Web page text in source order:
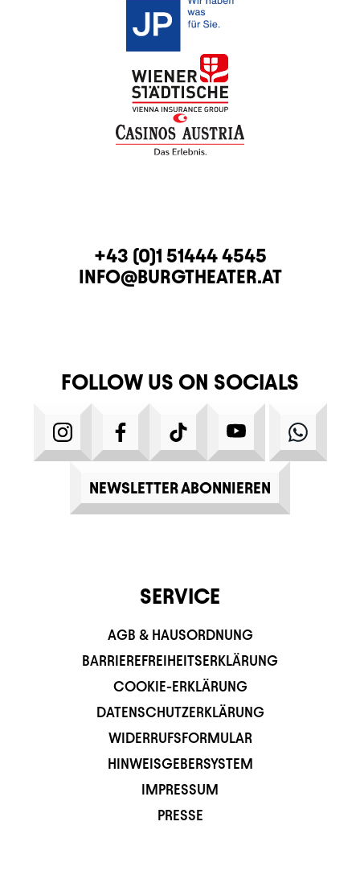
CONTACTTELEPHONE
+43 (0)1 51444 4545
E-MAIL
INFO@BURGTHEATER.AT
FOLLOW US ON SOCIALS
INSTAGRAMFACEBOOKTIKTOK YOUTUBE
NEWSLETTER ABONNIEREN
SERVICE
AGB & HAUSORDNUNG
BARRIEREFREIHEITSERKLÄRUNG
COOKIE-ERKLÄRUNG
DATENSCHUTZERKLÄRUNG
WIDERRUFSFORMULAR
HINWEISGEBERSYSTEM
IMPRESSUM
PRESSE